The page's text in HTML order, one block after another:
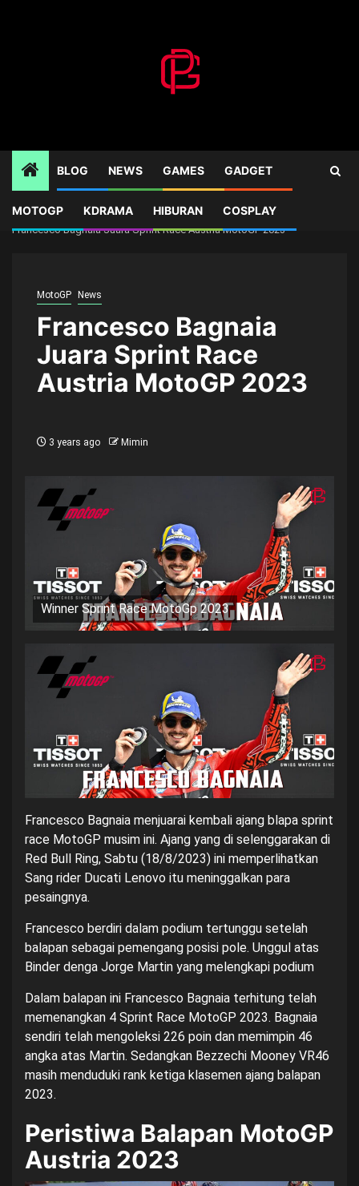
BLOG NEWS GAMES GADGET
MOTOGP KDRAMA HIBURAN COSPLAY
Home
News
Francesco Bagnaia Juara Sprint Race Austria MotoGP 2023
MotoGP News
Francesco Bagnaia
Juara Sprint Race
Austria MotoGP 2023
3 years ago Mimin
Winner Sprint Race MotoGp 2023
Francesco Bagnaia menjuarai kembali ajang blapa sprint
race MotoGP musim ini. Ajang yang di selenggarakan di
Red Bull Ring, Sabtu (18/8/2023) ini memperlihatkan
Sang rider Ducati Lenovo itu meninggalkan para
pesaingnya.
Francesco berdiri dalam podium tertunggu setelah
balapan sebagai pemengang posisi pole. Unggul atas
Binder denga Jorge Martin yang melengkapi podium
Dalam balapan ini Francesco Bagnaia terhitung telah
memenangkan 4 Sprint Race MotoGP 2023. Bagnaia
sendiri telah mengoleksi 226 poin dan memimpin 46
angka atas Martin. Sedangkan Bezzechi Mooney VR46
masih menduduki rank ketiga klasemen ajang balapan
2023.
Peristiwa Balapan MotoGP
Austria 2023